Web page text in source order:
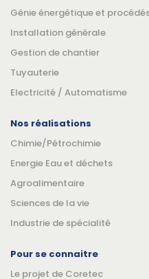
Génie énergétique et
Installation générale
Gestion de chantier
Tuyauterie
Electricité / Automatisme
Nos réalisations
Chimie/Pétrochimie
Energie Eau et déchets
Agroalimentaire
Sciences de la vie
Industrie de spécialité
Pour se connaitre
Le projet de Coretec